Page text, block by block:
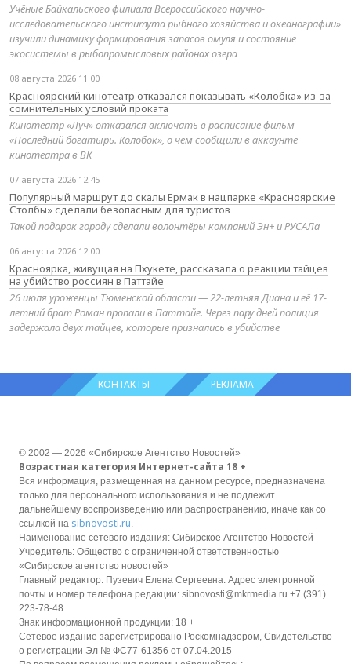
Учёные Байкальского филиала Всероссийского научно-
исследовательского института рыбного хозяйства и океанографии»
изучили динамику формирования запасов омуля и состояние
экосистемы в рыбопромысловых районах озера
08 августа 2026 11:00
Красноярский кинотеатр отказался показывать «Колобка» из-за
сомнительных условий проката
Кинотеатр «Луч» отказался включать в расписание фильм
«Последний богатырь. Колобок», о чем сообщили в аккаунте
кинотеатра в ВК
07 августа 2026 12:45
Популярный маршрут до скалы Ермак в нацпарке «Красноярские
Столбы» сделали безопасным для туристов
Такой подарок городу сделали волонтёры компаний Эн+ и РУСАЛа
06 августа 2026 12:00
Красноярка, живущая на Пхукете, рассказала о реакции тайцев
на убийство россиян в Паттайе
26 июля уроженцы Тюменской области — 22-летняя Диана и её 17-
летний брат Роман пропали в Паттайе. Через пару дней полиция
задержала двух тайцев, которые признались в убийстве
КОНТАКТЫ РЕКЛАМА
© 2002 — 2026 «Сибирское Агентство Новостей»
Возрастная категория Интернет-сайта 18 +
Вся информация, размещенная на данном ресурсе, предназначена
только для персонального использования и не подлежит
дальнейшему воспроизведению или распространению, иначе как со
ссылкой на sibnovosti.ru.
Наименование сетевого издания: Сибирское Агентство Новостей
Учредитель: Общество с ограниченной ответственностью
«Сибирское агентство новостей»
Главный редактор: Пузевич Елена Сергеевна. Адрес электронной
почты и номер телефона редакции: sibnovosti@mkrmedia.ru +7 (391)
223-78-48
Знак информационной продукции: 18 +
Сетевое издание зарегистрировано Роскомнадзором, Свидетельство
о регистрации Эл № ФС77-61356 от 07.04.2015